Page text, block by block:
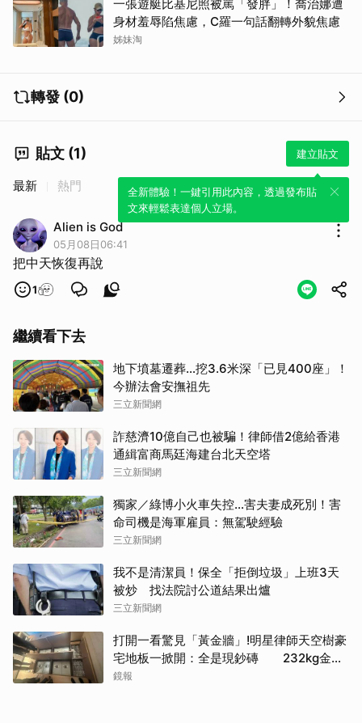
一張遊艇比基尼照被罵「發胖」！喬治娜遭
身材羞辱陷焦慮，C羅一句話翻轉外貌焦慮
姊妹淘
轉發 (0)
貼文 (1) 建立貼文
全新體驗！一鍵引用此內容，透過發布貼
文來輕鬆表達個人立場。
最新 熱門
Alien is God
05月08日06:41
把中天恢復再說
1
繼續看下去
地下墳墓遷葬…挖3.6米深「已見400座」！
今辦法會安撫祖先
三立新聞網
詐慈濟10億自己也被騙！律師借2億給香港
通緝富商馬廷海建台北天空塔
三立新聞網
獨家／綠博小火車失控…害夫妻成死別！害
命司機是海軍雇員：無駕駛經驗
三立新聞網
我不是清潔員！保全「拒倒垃圾」上班3天
被炒 找法院討公道結果出爐
三立新聞網
打開一看驚見「黃金牆」!明星律師天空樹豪
宅地板一掀開：全是現鈔磚 232kg金山
震撼影像曝
鏡報
取消